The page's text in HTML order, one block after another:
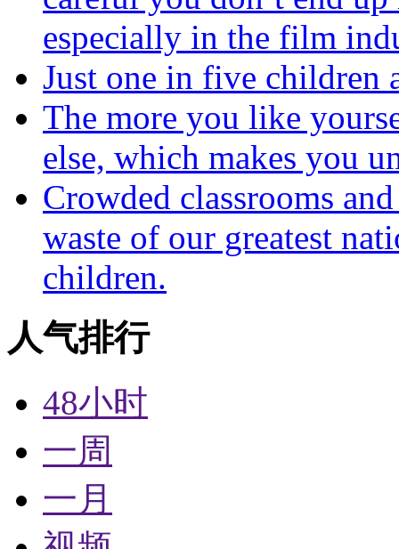
especially in the film
Just one in five children
The more you like
else, which makes you
Crowded classrooms
waste of our greatest
children.
人气排行
48小时
一周
一月